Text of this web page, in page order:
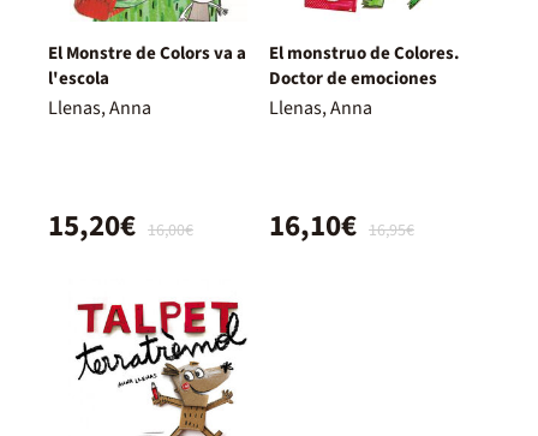
El Monstre de Colors va a
l'escola
Llenas, Anna
16,00€
15,20€
El monstruo de Colores.
Doctor de emociones
Llenas, Anna
16,95€
16,10€